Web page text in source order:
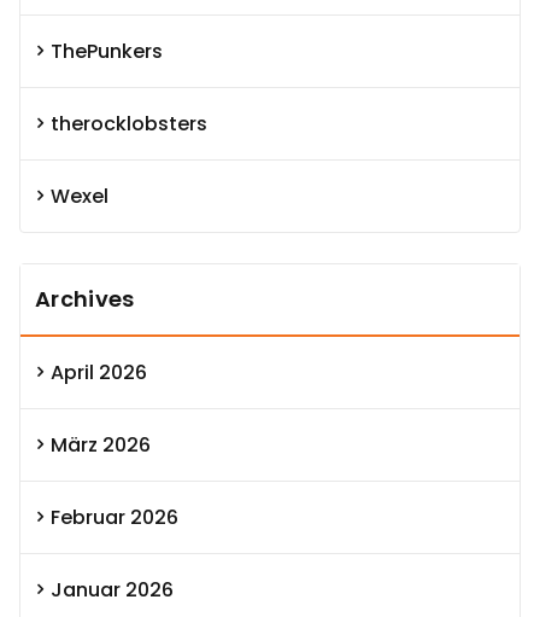
ThePunkers
therocklobsters
Wexel
Archives
April 2026
März 2026
Februar 2026
Januar 2026